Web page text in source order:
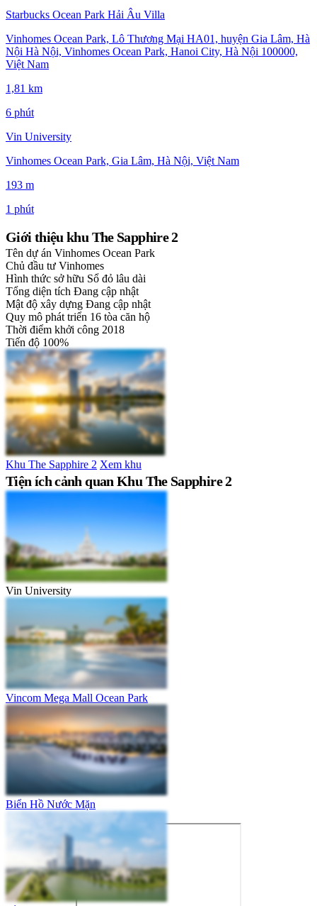
Starbucks Ocean Park Hải Âu Villa
Vinhomes Ocean Park, Lô Thương Mại HA01, huyện Gia Lâm, Hà
Nội Hà Nội, Vinhomes Ocean Park, Hanoi City, Hà Nội 100000,
Việt Nam
1,81 km
6 phút
Vin University
Vinhomes Ocean Park, Gia Lâm, Hà Nội, Việt Nam
193 m
1 phút
Giới thiệu khu The Sapphire 2
Tên dự án Vinhomes Ocean Park
Chủ đầu tư Vinhomes
Hình thức sở hữu Sổ đỏ lâu dài
Tổng diện tích Đang cập nhật
Mật độ xây dựng Đang cập nhật
Quy mô phát triển 16 tòa căn hộ
Thời điểm khởi công 2018
Tiến độ 100%
Khu The Sapphire 2 Xem khu
Tiện ích cảnh quan Khu The Sapphire 2
Vin University
Vincom Mega Mall Ocean Park
Biển Hồ Nước Mặn